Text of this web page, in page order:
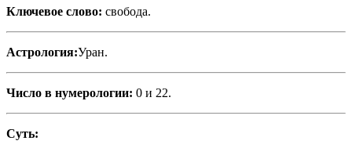
Ключевое слово: свобода.
Астрология:Уран.
Число в нумерологии: 0 и 22.
Суть: